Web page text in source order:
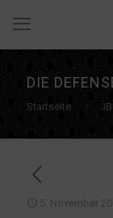
DIE
Startseite
5. November